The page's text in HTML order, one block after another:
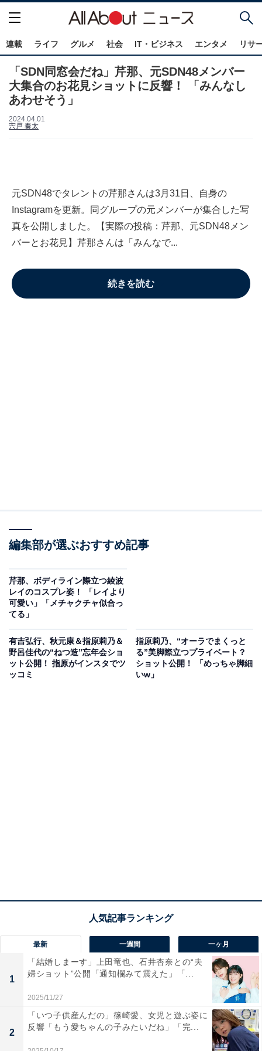
連載 ライフ グルメ 社会 IT・ビジネス エンタメ リサ
「SDN同窓会だね」芹那、元SDN48メンバー
大集合のお花見ショットに反響！ 「みんなし
あわせそう」
2024.04.01
宍戸 奏太
元SDN48でタレントの芹那さんは3月31日、自身の
Instagramを更新。同グループの元メンバーが集合した写
真を公開しました。【実際の投稿：芹那、元SDN48メン
バーとお花見】芹那さんは「みんなで...
続きを読む
編集部が選ぶおすすめ記事
芹那、ボディライン際立つ綾波
レイのコスプレ姿！ 「レイより
可愛い」「メチャクチャ似合っ
てる」
有吉弘行、秋元康＆指原莉乃＆
野呂佳代の“ねつ造”忘年会ショ
ット公開！ 指原がインスタでツ
ッコミ
指原莉乃、“オーラでまくっと
る”美脚際立つプライベート？
ショット公開！ 「めっちゃ脚細
いw」
最新 一週間 一ヶ月
1
「結婚しまーす」上田竜也、石井杏奈との“夫
婦ショット”公開「通知欄みて震えた」「...
2025/11/27
2
「いつ子供産んだの」篠崎愛、女児と遊ぶ姿に
反響「もう愛ちゃんの子みたいだね」「完...